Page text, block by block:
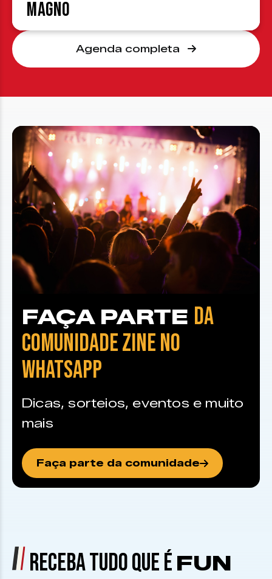
Magno
Agenda completa
FAÇA PARTE DA
COMUNIDADE ZINE NO
WHATSAPP
Dicas, sorteios, eventos e muito
mais
Faça parte da comunidade
RECEBA TUDO QUE É FUN